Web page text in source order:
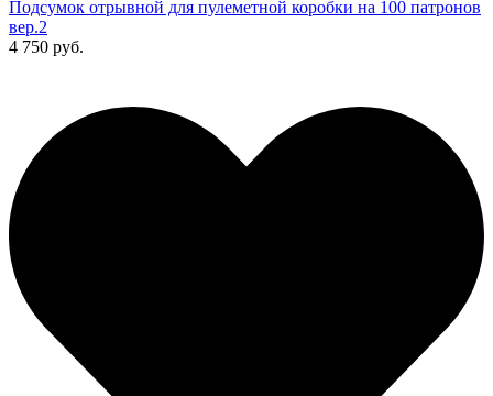
Подсумок отрывной для пулеметной коробки на 100 патронов
вер.2
4 750 руб.